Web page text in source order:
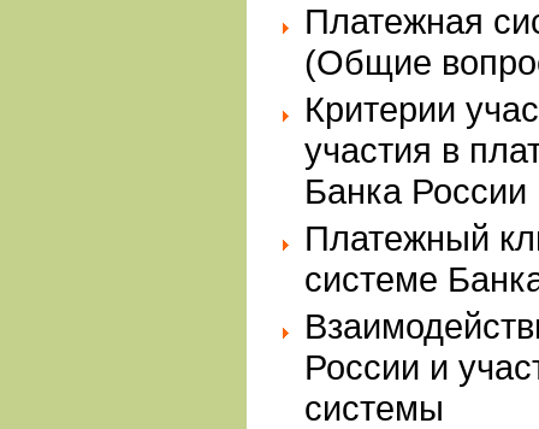
Платежная
(Общие
Критерии
участия в
Банка России
Платежный
системе
России и
системы